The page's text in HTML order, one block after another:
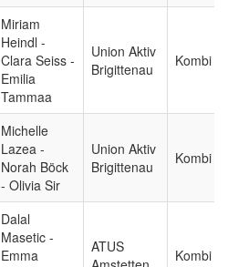
Miriam
Heindl -
Clara Seiss -
Emilia
Tammaa
Union Aktiv
Brigittenau
Kombi
Michelle
Lazea -
Norah Böck
- Olivia Sir
Union Aktiv
Brigittenau
Kombi
Dalal
Masetic -
Emma
ATUS
Kombi